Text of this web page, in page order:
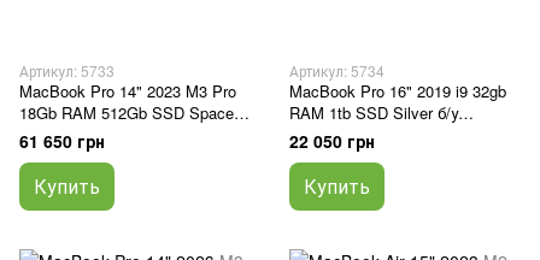
Артикул: 5733
MacBook Pro 14" 2023 M3 Pro
18Gb RAM 512Gb SSD Space
Black б/у (KQJH3)
61 650 грн
Купить
Артикул: 5734
MacBook Pro 16" 2019 i9 32gb
RAM 1tb SSD Silver б/у
(1MD6W)
22 050 грн
Купить